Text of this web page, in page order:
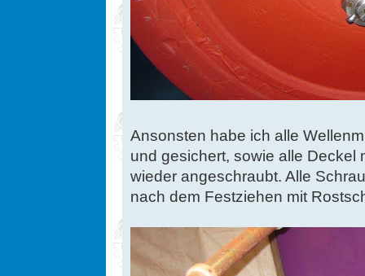
Ansonsten habe ich alle
und gesichert, sowie alle Deckel
wieder angeschraubt. Alle
nach dem Festziehen mit